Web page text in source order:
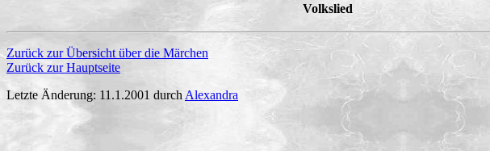
Volkslied
Zurück zur Übersicht über die Märchen
Zurück zur Hauptseite
Letzte Änderung: 11.1.2001 durch Alexandra